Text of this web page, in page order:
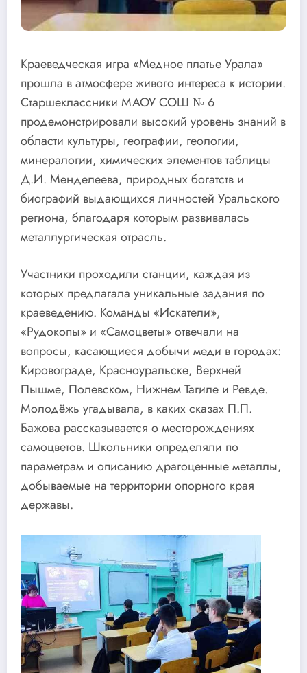
Краеведческая игра «Медное платье Урала»
прошла в атмосфере живого интереса к истории.
Старшеклассники МАОУ СОШ № 6
продемонстрировали высокий уровень знаний в
области культуры, географии, геологии,
минералогии, химических элементов таблицы
Д.И. Менделеева, природных богатств и
биографий выдающихся личностей Уральского
региона, благодаря которым развивалась
металлургическая отрасль.
Участники проходили станции, каждая из
которых предлагала уникальные задания по
краеведению. Команды «Искатели»,
«Рудокопы» и «Самоцветы» отвечали на
вопросы, касающиеся добычи меди в городах:
Кировограде, Красноуральске, Верхней
Пышме, Полевском, Нижнем Тагиле и Ревде.
Молодёжь угадывала, в каких сказах П.П.
Бажова рассказывается о месторождениях
самоцветов. Школьники определяли по
параметрам и описанию драгоценные металлы,
добываемые на территории опорного края
державы.